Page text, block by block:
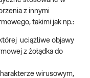
z innymi
takimi jak np.:
uciążliwe objawy
z żołądka do
wirusowym,